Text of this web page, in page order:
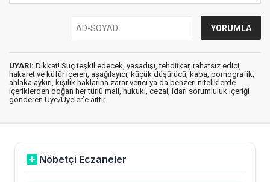
UYARI: Dikkat! Suç teşkil edecek, yasadışı, tehditkar, rahatsız edici,
hakaret ve küfür içeren, aşağılayıcı, küçük düşürücü, kaba, pornografik,
ahlaka aykırı, kişilik haklarına zarar verici ya da benzeri niteliklerde
içeriklerden doğan her türlü mali, hukuki, cezai, idari sorumluluk içeriği
gönderen Üye/Üyeler’e aittir.